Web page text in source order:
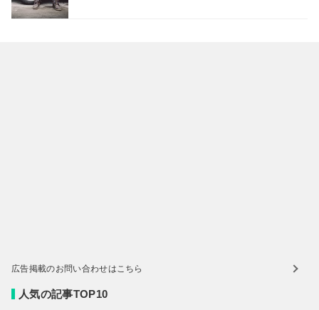
広告掲載のお問い合わせはこちら
人気の記事TOP10